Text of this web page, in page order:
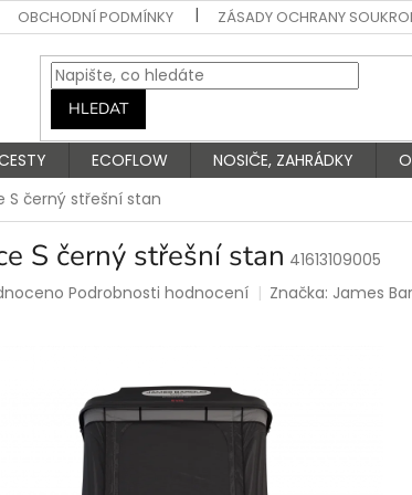
OBCHODNÍ PODMÍNKY ZÁSADY OCHRANY
HLEDAT
ECOFLOW NOSIČE, ZAHRÁDKY
S černý střešní stan
S černý střešní stan 41613109005
Podrobnosti hodnocení Značka: James